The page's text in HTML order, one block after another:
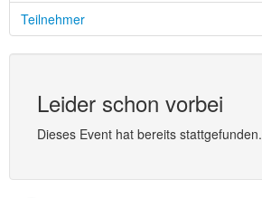
Teilnehmer
Leider schon vorbei
Dieses Event hat bereits stattgefunden.